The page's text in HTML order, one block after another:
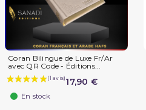
Coran Bilingue de Luxe Fr/Ar
avec QR Code - Éditions...
17,90 €
En stock